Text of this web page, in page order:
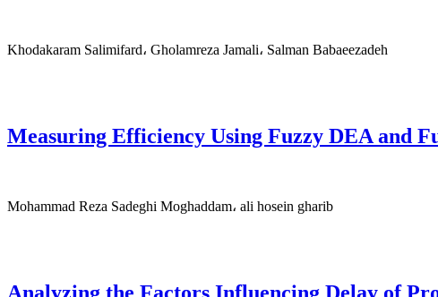
Khodakaram Salimifard، Gholamreza Jamali، Salman Babaeezadeh
Measuring Efficiency Using Fuzzy DEA and
Mohammad Reza Sadeghi Moghaddam، ali hosein gharib